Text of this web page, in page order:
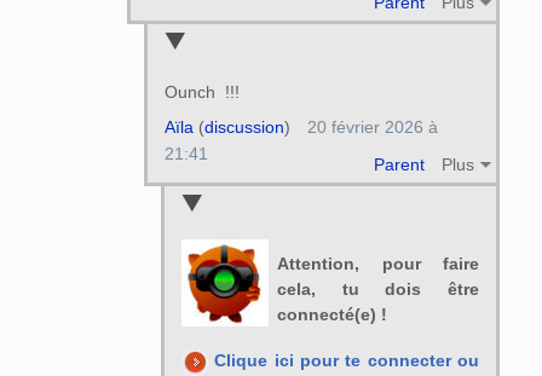
Ounch !!!
Parent Plus
Aïla (discussion)
20 février 2026 à
21:41
Attention, pour faire
cela, tu dois être
connecté(e) !
Clique ici pour te connecter ou